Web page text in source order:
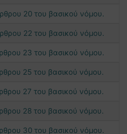
20 του βασικού νόμου.
22 του βασικού νόμου.
23 του βασικού νόμου.
25 του βασικού νόμου.
27 του βασικού νόμου.
28 του βασικού νόμου.
30 του βασικού νόμου.